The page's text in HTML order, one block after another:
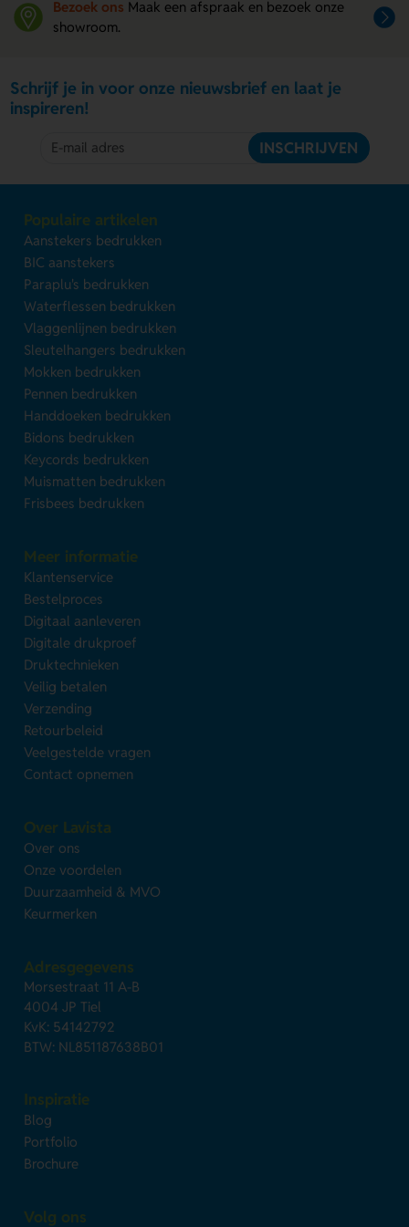
Bezoek ons Maak een afspraak en bezoek onze
showroom.
Schrijf je in voor onze nieuwsbrief en laat je
inspireren!
INSCHRIJVEN
Populaire artikelen
Aanstekers bedrukken
BIC aanstekers
Paraplu's bedrukken
Waterflessen bedrukken
Vlaggenlijnen bedrukken
Sleutelhangers bedrukken
Mokken bedrukken
Pennen bedrukken
Handdoeken bedrukken
Bidons bedrukken
Keycords bedrukken
Muismatten bedrukken
Frisbees bedrukken
Meer informatie
Klantenservice
Bestelproces
Digitaal aanleveren
Digitale drukproef
Druktechnieken
Veilig betalen
Verzending
Retourbeleid
Veelgestelde vragen
Contact opnemen
Over Lavista
Over ons
Onze voordelen
Duurzaamheid & MVO
Keurmerken
Adresgegevens
Morsestraat 11 A-B
4004 JP Tiel
KvK: 54142792
BTW: NL851187638B01
Inspiratie
Blog
Portfolio
Brochure
Volg ons